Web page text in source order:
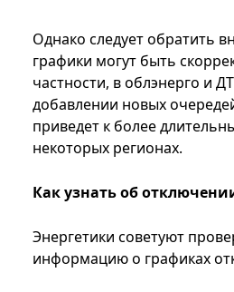
Однако следует обратить
графики могут быть
частности, в облэнерго и
добавлении новых
приведет к более
некоторых регионах.
Как узнать об
Энергетики советуют
информацию о графиках